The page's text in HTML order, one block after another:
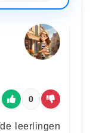
0
leerlingen